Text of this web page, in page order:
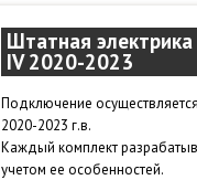
Штатная
IV 2020-2023
Подключение
2020-2023 г.в.
Каждый комплект
учетом ее особенностей.